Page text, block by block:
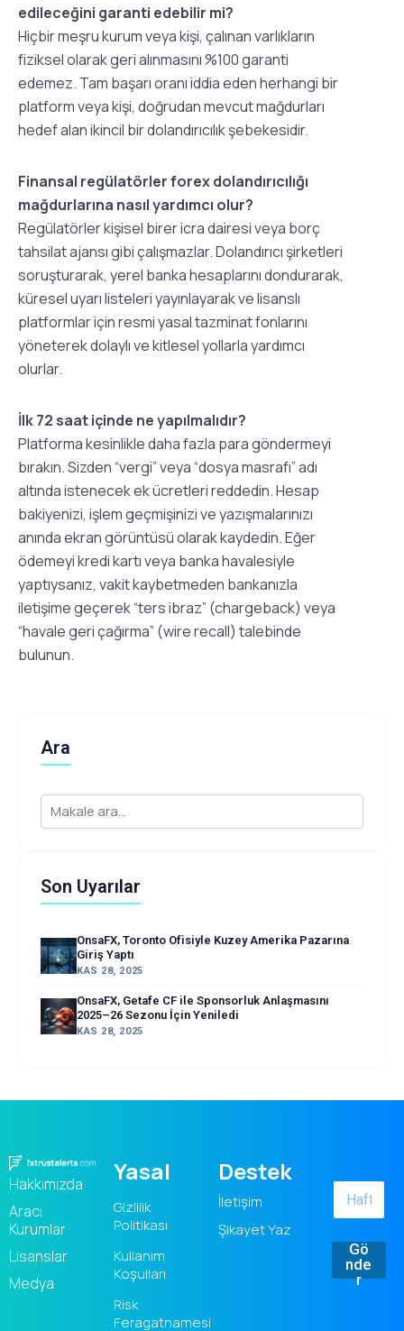
edileceğini garanti edebilir mi?
Hiçbir meşru kurum veya kişi, çalınan varlıkların
fiziksel olarak geri alınmasını %100 garanti
edemez. Tam başarı oranı iddia eden herhangi bir
platform veya kişi, doğrudan mevcut mağdurları
hedef alan ikincil bir dolandırıcılık şebekesidir.
Finansal regülatörler forex dolandırıcılığı
mağdurlarına nasıl yardımcı olur?
Regülatörler kişisel birer icra dairesi veya borç
tahsilat ajansı gibi çalışmazlar. Dolandırıcı şirketleri
soruşturarak, yerel banka hesaplarını dondurarak,
küresel uyarı listeleri yayınlayarak ve lisanslı
platformlar için resmi yasal tazminat fonlarını
yöneterek dolaylı ve kitlesel yollarla yardımcı
olurlar.
İlk 72 saat içinde ne yapılmalıdır?
Platforma kesinlikle daha fazla para göndermeyi
bırakın. Sizden “vergi” veya “dosya masrafı” adı
altında istenecek ek ücretleri reddedin. Hesap
bakiyenizi, işlem geçmişinizi ve yazışmalarınızı
anında ekran görüntüsü olarak kaydedin. Eğer
ödemeyi kredi kartı veya banka havalesiyle
yaptıysanız, vakit kaybetmeden bankanızla
iletişime geçerek “ters ibraz” (chargeback) veya
“havale geri çağırma” (wire recall) talebinde
bulunun.
Ara
Son Uyarılar
OnsaFX, Toronto Ofisiyle Kuzey Amerika Pazarına
Giriş Yaptı
KAS 28, 2025
OnsaFX, Getafe CF ile Sponsorluk Anlaşmasını
2025–26 Sezonu İçin Yeniledi
KAS 28, 2025
Hakkımızda
Aracı
Kurumlar
Lisanslar
Medya
Yasal
Gizlilik
Politikası
Kullanım
Koşulları
Risk
Feragatnamesi
Destek
İletişim
Şikayet Yaz
Gö
nde
r